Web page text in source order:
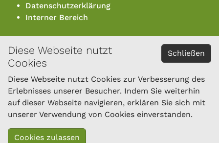
Schließen
Diese Webseite nutzt
Cookies
Diese Webseite nutzt Cookies zur Verbesserung des
Erlebnisses unserer Besucher. Indem Sie weiterhin
auf dieser Webseite navigieren, erklären Sie sich mit
unserer Verwendung von Cookies einverstanden.
Datenschutzerklärung
Interner Bereich
KONTAKT
Österreichischer Bundesverband für Schafe und
Ziegen
Dresdner Straße 89/B1/18
1200 Wien
Tel.: 01/334 17 21-40